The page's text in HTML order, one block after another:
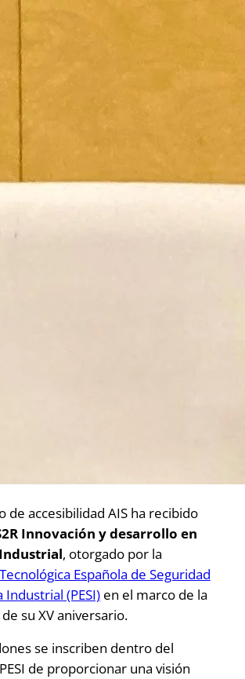
de accesibilidad AIS ha recibido
Innovación y desarrollo en
, otorgado por la
Española de Seguridad
Industrial (PESI)en el marco de la
su XV aniversario.
se inscriben dentro del
de proporcionar una visión